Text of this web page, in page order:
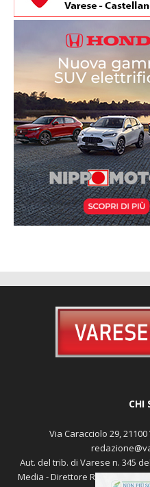
CHI
Via Caracciolo 29,
Aut. del trib. di Varese n. 345
Media - Direttore